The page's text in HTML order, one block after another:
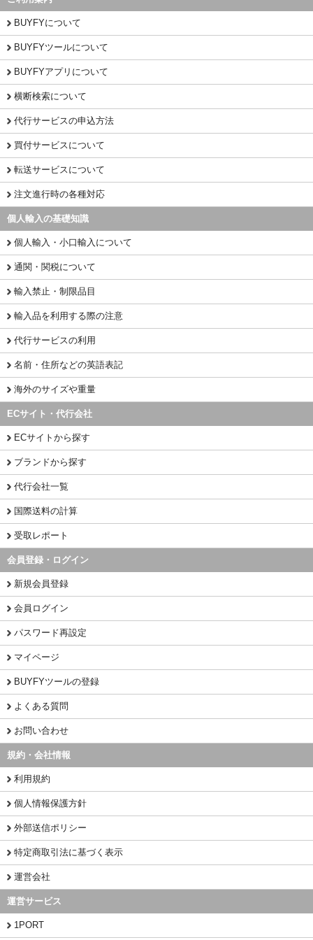
BUYFYについて
BUYFYツールについて
BUYFYアプリについて
横断検索について
代行サービスの申込方法
買付サービスについて
転送サービスについて
注文進行時の各種対応
個人輸入の基礎知識
個人輸入・小口輸入について
通関・関税について
輸入禁止・制限品目
輸入品を利用する際の注意
代行サービスの利用
名前・住所などの英語表記
海外のサイズや重量
ECサイト・代行会社
ECサイトから探す
ブランドから探す
代行会社一覧
国際送料の計算
受取レポート
会員登録・ログイン
新規会員登録
会員ログイン
パスワード再設定
マイページ
BUYFYツールの登録
よくある質問
お問い合わせ
規約・会社情報
利用規約
個人情報保護方針
外部送信ポリシー
特定商取引法に基づく表示
運営会社
運営サービス
1PORT